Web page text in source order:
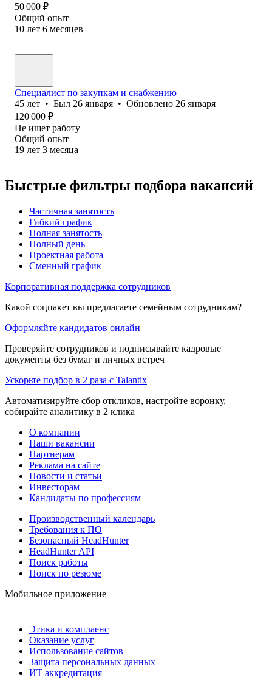
50 000 ₽
Общий опыт
10 лет 6 месяцев
Специалист по закупкам и снабжению
45 лет • Был 26 января • Обновлено 26 января
120 000 ₽
Не ищет работу
Общий опыт
19 лет 3 месяца
Быстрые фильтры подбора вакансий
Частичная занятость
Гибкий график
Полная занятость
Полный день
Проектная работа
Сменный график
Корпоративная поддержка сотрудников
Какой соцпакет вы предлагаете семейным сотрудникам?
Оформляйте кандидатов онлайн
Проверяйте сотрудников и подписывайте кадровые
документы без бумаг и личных встреч
Ускорьте подбор в 2 раза с Talantix
Автоматизируйте сбор откликов, настройте воронку,
собирайте аналитику в 2 клика
О компании
Наши вакансии
Партнерам
Реклама на сайте
Новости и статьи
Инвесторам
Кандидаты по профессиям
Производственный календарь
Требования к ПО
Безопасный HeadHunter
HeadHunter API
Поиск работы
Поиск по резюме
Мобильное приложение
Этика и комплаенс
Оказание услуг
Использование сайтов
Защита персональных данных
ИТ аккредитация